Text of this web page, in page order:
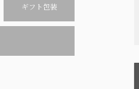
ギフト包装